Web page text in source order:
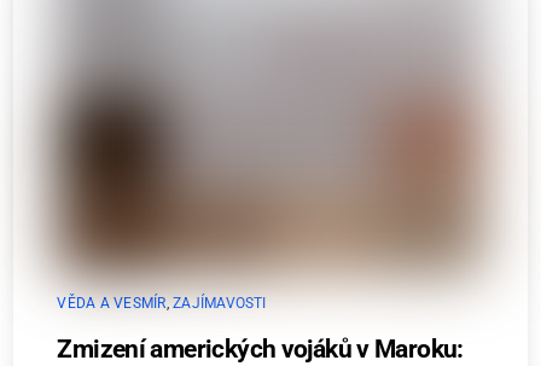
VĚDA A VESMÍR,ZAJÍMAVOSTI
Zmizení amerických vojáků v Maroku: